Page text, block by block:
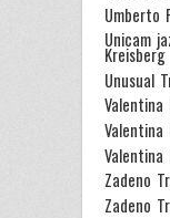
Umberto
Unicam
Kreisberg
Unusual
Valentina
Valentina
Zadeno
Zadeno